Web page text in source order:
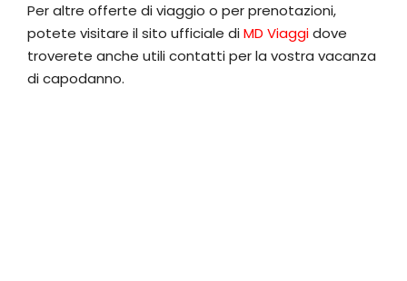
Per altre offerte di viaggio o per prenotazioni,
potete visitare il sito ufficiale diMD Viaggidove
troverete anche utili contatti per la vostra vacanza
di capodanno.